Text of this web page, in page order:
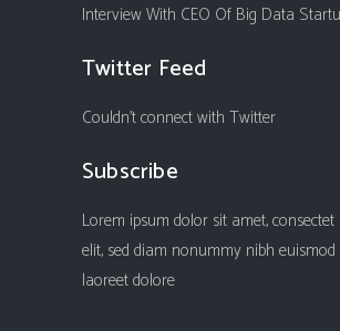
Interview With CEO Of Big Data
Twitter Feed
Couldn't connect with Twitter
Subscribe
Lorem ipsum dolor sit amet, consectet
elit, sed diam nonummy nibh
laoreet dolore